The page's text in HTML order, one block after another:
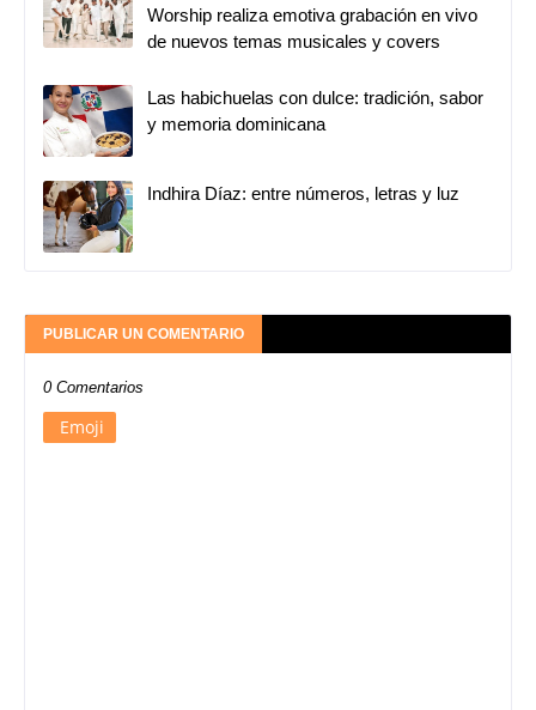
Worship realiza emotiva grabación en vivo
de nuevos temas musicales y covers
Las habichuelas con dulce: tradición, sabor
y memoria dominicana
Indhira Díaz: entre números, letras y luz
PUBLICAR UN COMENTARIO
0 Comentarios
Emoji